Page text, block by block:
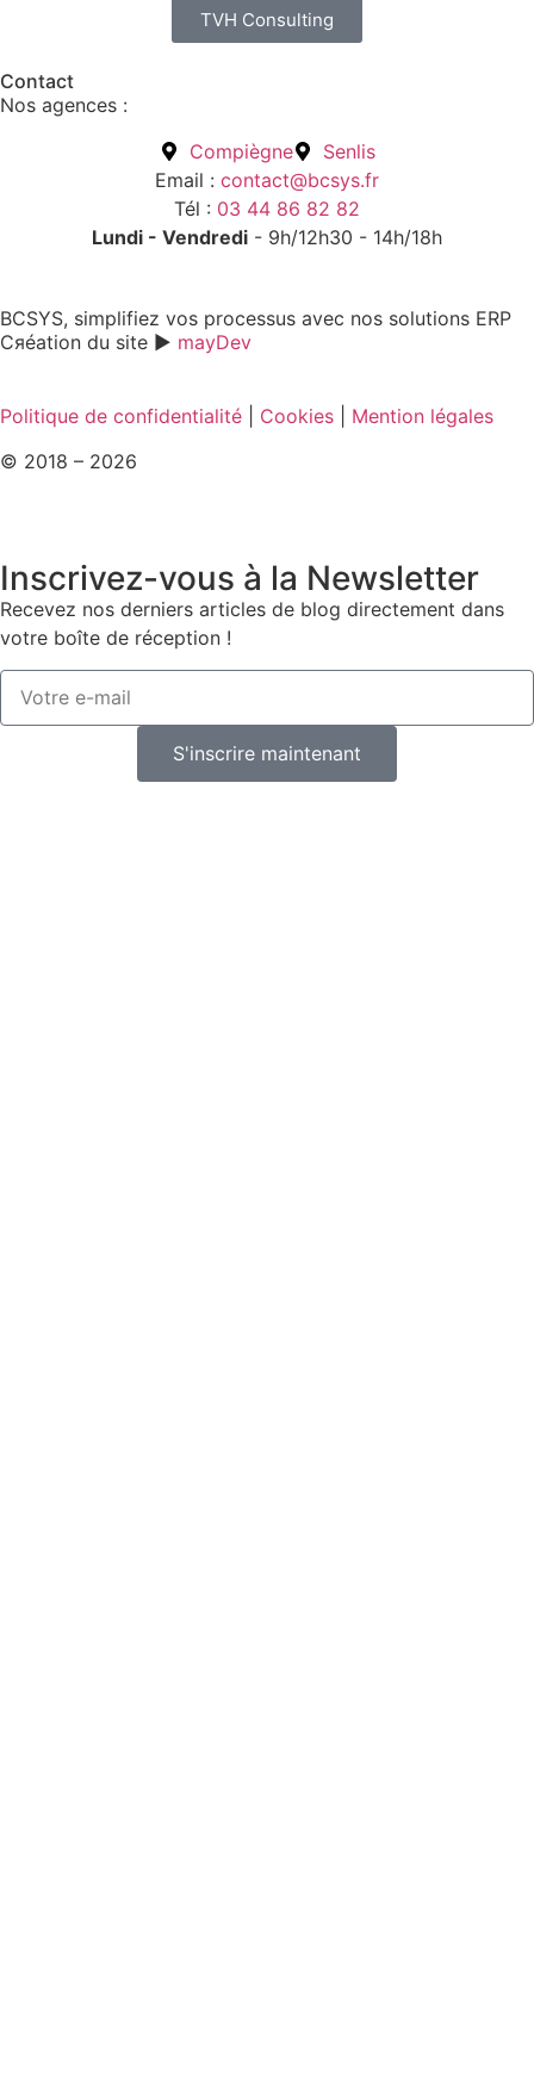
TVH Consulting
Contact
Nos agences :
Compiègne
Senlis
Email : contact@bcsys.fr
Tél : 03 44 86 82 82
Lundi - Vendredi - 9h/12h30 - 14h/18h
BCSYS, simplifiez vos processus avec nos solutions ERP
Cяéation du site ► mayDev
Politique de confidentialité Cookies
Mention légales
© 2018 – 2026
Inscrivez-vous à la Newsletter
Recevez nos derniers articles de blog directement dans
votre boîte de réception !
S'inscrire maintenant